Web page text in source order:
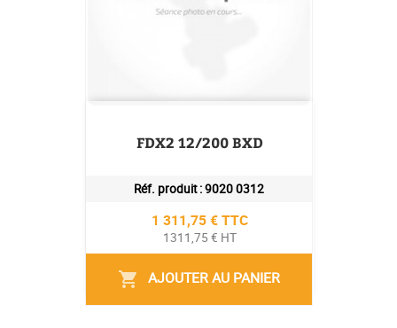
FDX2 12/200 BXD
Réf. produit :9020 0312
Prix
1 311,75 € TTC
1311,75 € HT
shopping_cart AJOUTER AU PANIER